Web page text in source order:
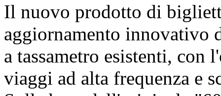
Il nuovo prodotto di
aggiornamento
a tassametro esistenti,
viaggi ad alta frequenza e